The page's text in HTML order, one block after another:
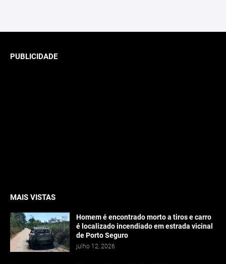
PUBLICIDADE
MAIS VISTAS
Homem é encontrado morto a tiros e carro
é localizado incendiado em estrada vicinal
de Porto Seguro
julho 12, 2026